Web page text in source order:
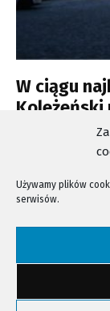
Używamy plików
serwisów.
W ciągu
Koleżeński
NTV - Nasza